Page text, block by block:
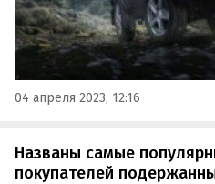
04 апреля 2023, 12:16
Названы самые
покупателей